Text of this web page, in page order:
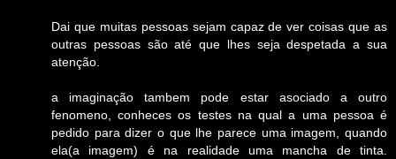
Dai que muitas pessoas sejam capaz de ver coisas que as
outras pessoas são até que lhes seja despetada a sua
atenção.
a imaginação tambem pode estar asociado a outro
fenomeno, conheces os testes na qual a uma pessoa é
pedido para dizer o que lhe parece uma imagem, quando
ela(a imagem) é na realidade uma mancha de tinta.